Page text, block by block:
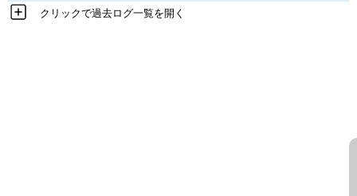
クリックで過去ログ一覧を開く